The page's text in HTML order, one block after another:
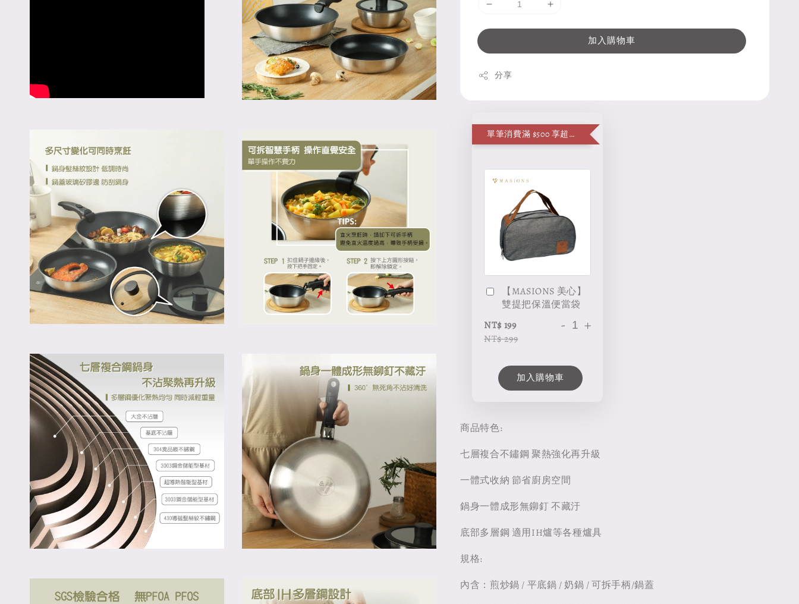
加入購物車
分享
單筆消費滿 $500 享超值加購便當袋
【MASIONS 美心】
雙提把保溫便當袋
NT$ 199
NT$ 299
- +
加入購物車
商品特色:
七層複合不鏽鋼 聚熱強化再升級
一體式收納 節省廚房空間
鍋身一體成形無鉚釘 不藏汙
底部多層鋼 適用IH爐等各種爐具
規格:
內含：煎炒鍋 / 平底鍋 / 奶鍋 / 可拆手柄/鍋蓋